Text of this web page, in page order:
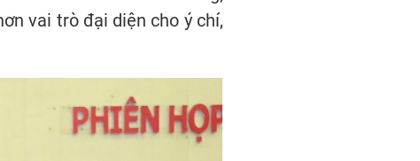
vai trò đại diện cho ý chí,